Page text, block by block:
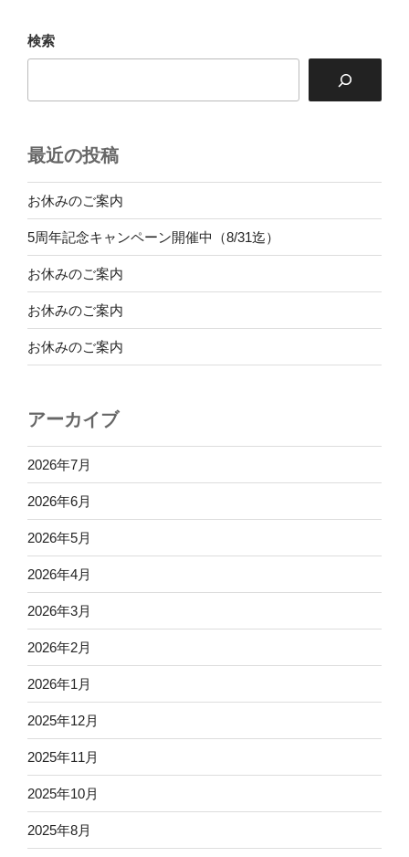
ン
検索
最近の投稿
お休みのご案内
5周年記念キャンペーン開催中（8/31迄）
お休みのご案内
お休みのご案内
お休みのご案内
アーカイブ
2026年7月
2026年6月
2026年5月
2026年4月
2026年3月
2026年2月
2026年1月
2025年12月
2025年11月
2025年10月
2025年8月